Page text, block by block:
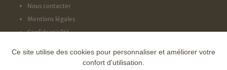
Nous contacter
Mentions légales
Confidentialité
NOS LABELS
Ce site utilise des cookies pour personnaliser et améliorer votre
confort d'utilisation.